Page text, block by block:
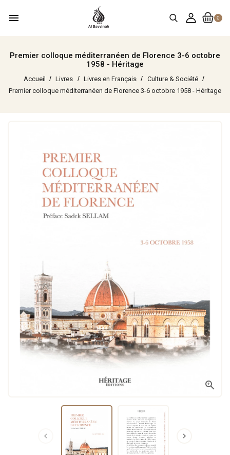
0
menu
Premier colloque méditerranéen de Florence 3-6 octobre
1958 - Héritage
Accueil Livres Livres en Français
Culture & Société
Premier colloque méditerranéen de Florence 3-6 octobre 1958 - Héritage

 